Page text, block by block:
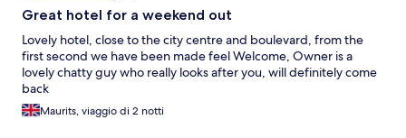
Great hotel for a weekend out
Lovely hotel, close to the city centre and boulevard, from the
first second we have been made feel Welcome, Owner is a
lovely chatty guy who really looks after you, will definitely come
back
Maurits, viaggio di 2 notti